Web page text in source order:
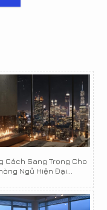
Cách Sang Trọng Cho
Ngủ Hiện Đại...